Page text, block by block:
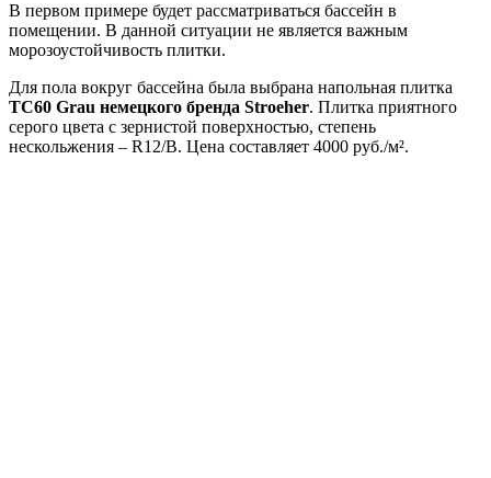
В первом примере будет рассматриваться бассейн в
помещении. В данной ситуации не является важным
морозоустойчивость плитки.
Для пола вокруг бассейна была выбрана напольная плитка
TC60 Grau немецкого бренда Stroeher. Плитка приятного
серого цвета с зернистой поверхностью, степень
нескольжения – R12/B. Цена составляет 4000 руб./м².